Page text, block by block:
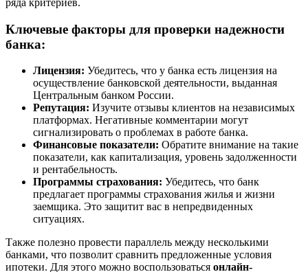
Ключевые факторы для проверки надежности
банка:
Лицензия: Убедитесь, что у банка есть лицензия на
осуществление банковской деятельности, выданная
Центральным банком России.
Репутация: Изучите отзывы клиентов на независимых
платформах. Негативные комментарии могут
сигнализировать о проблемах в работе банка.
Финансовые показатели: Обратите внимание на такие
показатели, как капитализация, уровень задолженности
и рентабельность.
Программы страхования: Убедитесь, что банк
предлагает программы страхования жилья и жизни
заемщика. Это защитит вас в непредвиденных
ситуациях.
Также полезно провести параллель между несколькими
банками, что позволит сравнить предложенные условия
ипотеки. Для этого можно воспользоваться онлайн-